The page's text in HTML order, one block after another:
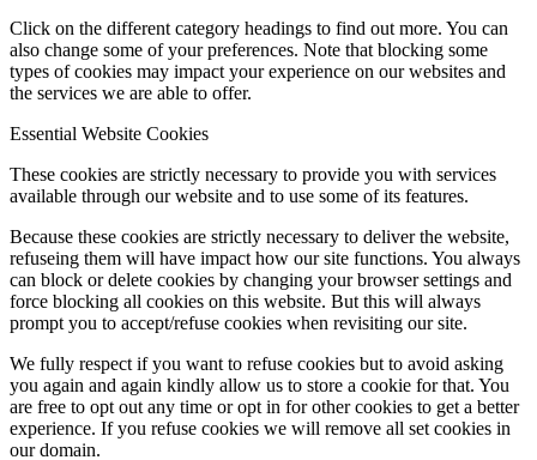
Click on the different category headings to find out more. You can
also change some of your preferences. Note that blocking some
types of cookies may impact your experience on our websites and
the services we are able to offer.
Essential Website Cookies
These cookies are strictly necessary to provide you with services
available through our website and to use some of its features.
Because these cookies are strictly necessary to deliver the website,
refuseing them will have impact how our site functions. You always
can block or delete cookies by changing your browser settings and
force blocking all cookies on this website. But this will always
prompt you to accept/refuse cookies when revisiting our site.
We fully respect if you want to refuse cookies but to avoid asking
you again and again kindly allow us to store a cookie for that. You
are free to opt out any time or opt in for other cookies to get a better
experience. If you refuse cookies we will remove all set cookies in
our domain.